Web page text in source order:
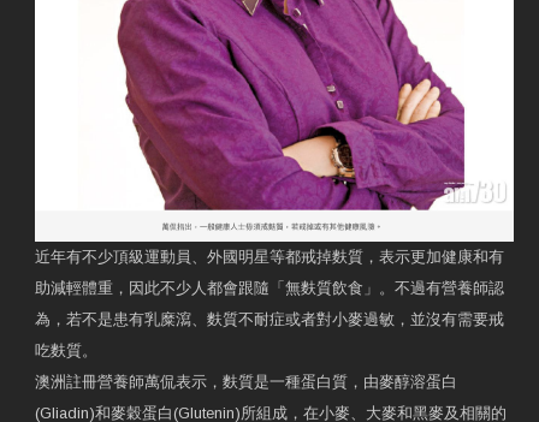
近年有不少頂級運動員、外國明星等都戒掉麩質，表示更加健康和有
助減輕體重，因此不少人都會跟隨「無麩質飲食」。不過有營養師認
為，若不是患有乳糜瀉、麩質不耐症或者對小麥過敏，並沒有需要戒
吃麩質。
澳洲註冊營養師萬侃表示，麩質是一種蛋白質，由麥醇溶蛋白
(Gliadin)和麥穀蛋白(Glutenin)所組成，在小麥、大麥和黑麥及相關的